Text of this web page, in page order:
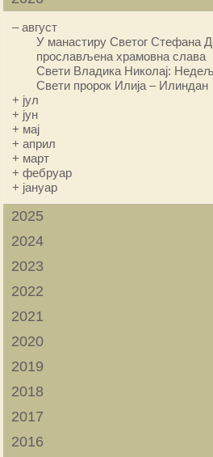
–август
У манастиру Светог Стефана
прослављена храмовна слава
Свети Владика Николај:
Свети пророк Илија – Илиндан
+ јул
+ јун
+ мај
+април
+ март
+фебруар
+ јануар
2025
2024
2023
2022
2021
2020
2019
2018
2017
2016